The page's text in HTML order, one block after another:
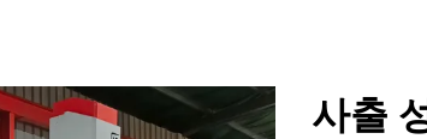
사출